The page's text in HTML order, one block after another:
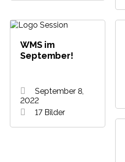
WMS im
September!
September 8,
2022
17 Bilder